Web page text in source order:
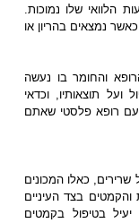
הלוואי שלו נמוכות.
נמצאים בהריון או
והחומר בו נעשה
תוצאותיו, וכדאי
ועם רופא פלסטי שאתם
כאלו המכונים
בצד העיניים
יעיל בטיפול בקמטים